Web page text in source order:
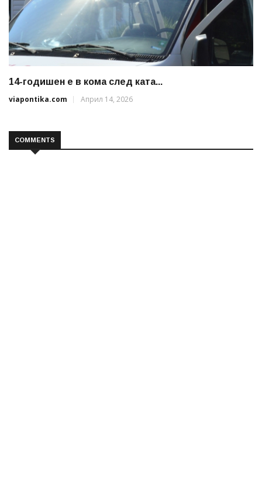
14-годишен е в кома след ката...
viapontika.com
Април 14, 2026
COMMENTS